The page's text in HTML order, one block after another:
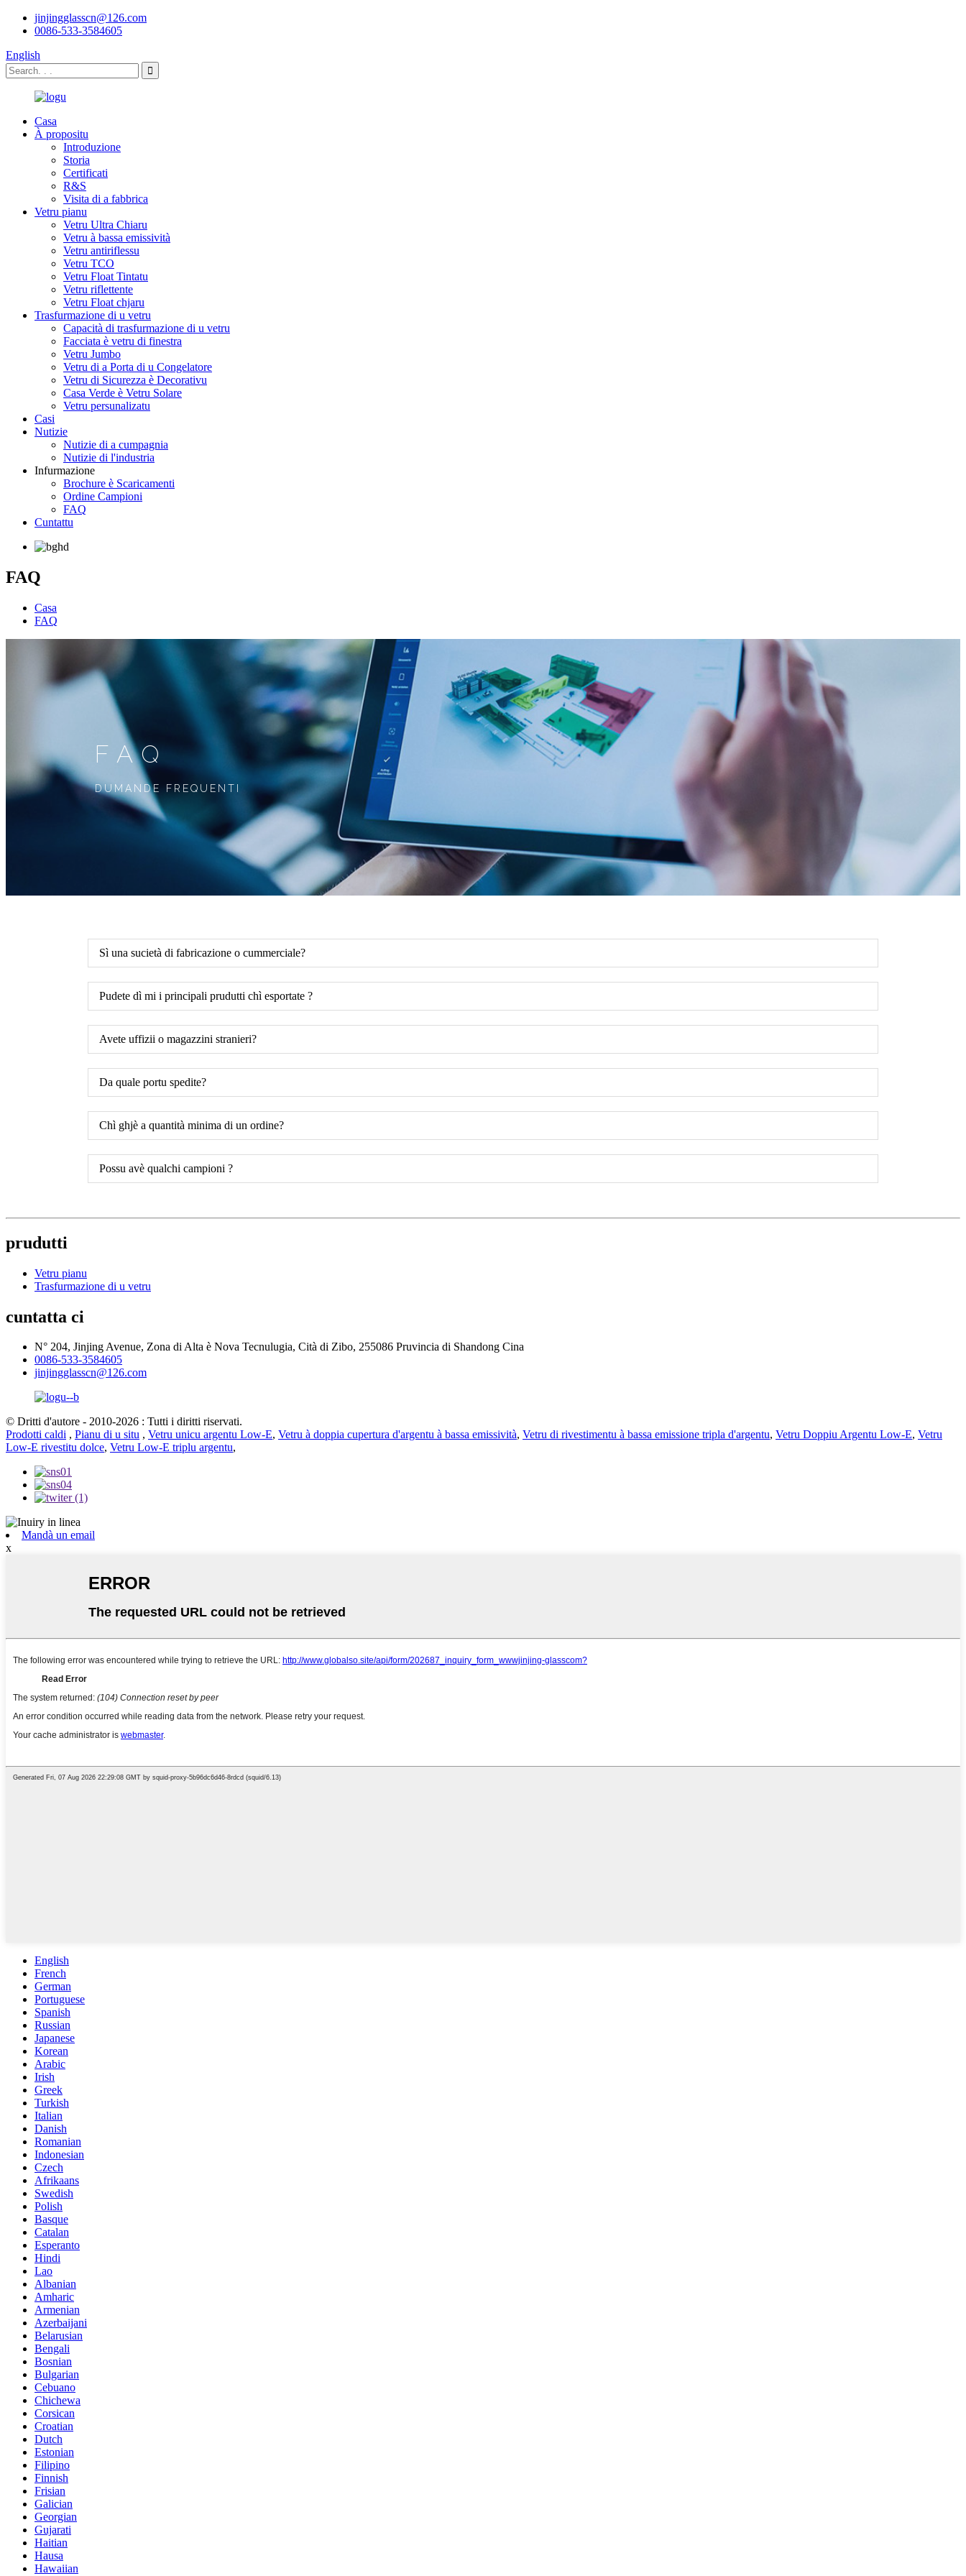
jinjingglasscn@126.com
0086-533-3584605
English
Casa
À propositu
Introduzione
Storia
Certificati
R&S
Visita di a fabbrica
Vetru pianu
Vetru Ultra Chiaru
Vetru à bassa emissività
Vetru antiriflessu
Vetru TCO
Vetru Float Tintatu
Vetru riflettente
Vetru Float chjaru
Trasfurmazione di u vetru
Capacità di trasfurmazione di u vetru
Facciata è vetru di finestra
Vetru Jumbo
Vetru di a Porta di u Congelatore
Vetru di Sicurezza è Decorativu
Casa Verde è Vetru Solare
Vetru persunalizatu
Casi
Nutizie
Nutizie di a cumpagnia
Nutizie di l'industria
Infurmazione
Brochure è Scaricamenti
Ordine Campioni
FAQ
Cuntattu
FAQ
Casa
FAQ
FAQ
DUMANDE FREQUENTI
Sì una sucietà di fabricazione o cummerciale?
Pudete dì mi i principali prudutti chì esportate ?
Avete uffizii o magazzini stranieri?
Da quale portu spedite?
Chì ghjè a quantità minima di un ordine?
Possu avè qualchi campioni ?
prudutti
Vetru pianu
Trasfurmazione di u vetru
cuntatta ci
N° 204, Jinjing Avenue, Zona di Alta è Nova Tecnulugia, Cità di Zibo, 255086 Pruvincia di Shandong Cina
0086-533-3584605
jinjingglasscn@126.com
© Dritti d'autore - 2010-2026 : Tutti i diritti riservati.
Prodotti caldi , Pianu di u situ , Vetru unicu argentu Low-E, Vetru à doppia cupertura d'argentu à bassa emissività, Vetru di rivestimentu à bassa emissione tripla d'argentu, Vetru Doppiu Argentu Low-E, Vetru
Low-E rivestitu dolce, Vetru Low-E triplu argentu,
Mandà un email
x
English
French
German
Portuguese
Spanish
Russian
Japanese
Korean
Arabic
Irish
Greek
Turkish
Italian
Danish
Romanian
Indonesian
Czech
Afrikaans
Swedish
Polish
Basque
Catalan
Esperanto
Hindi
Lao
Albanian
Amharic
Armenian
Azerbaijani
Belarusian
Bengali
Bosnian
Bulgarian
Cebuano
Chichewa
Corsican
Croatian
Dutch
Estonian
Filipino
Finnish
Frisian
Galician
Georgian
Gujarati
Haitian
Hausa
Hawaiian